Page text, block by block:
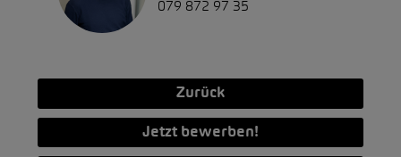
079 872 97 35
Zurück
Jetzt bewerben!